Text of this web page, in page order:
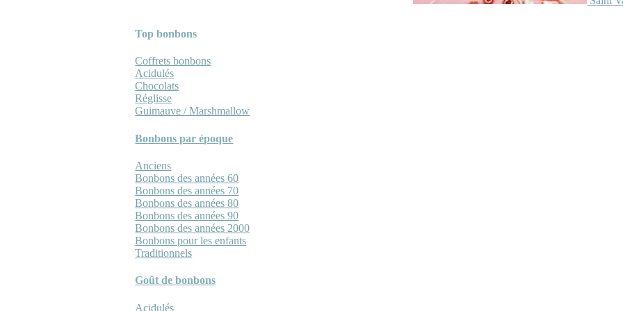
Top bonbons
Coffrets bonbons
Acidulés
Chocolats
Réglisse
Guimauve / Marshmallow
Bonbons par époque
Anciens
Bonbons des années 60
Bonbons des années 70
Bonbons des années 80
Bonbons des années 90
Bonbons des années 2000
Bonbons pour les enfants
Traditionnels
Goût de bonbons
Acidulés